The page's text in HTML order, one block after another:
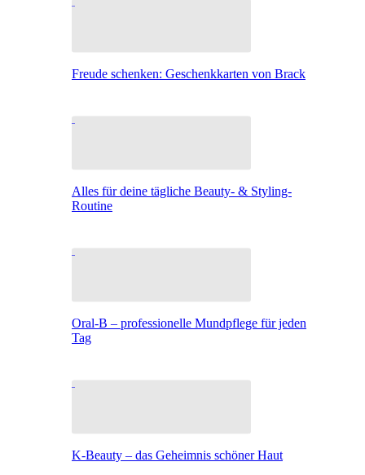
Freude schenken: Geschenkkarten von Brack
Alles für deine tägliche Beauty- & Styling-
Routine
Oral-B – professionelle Mundpflege für jeden
Tag
K-Beauty – das Geheimnis schöner Haut